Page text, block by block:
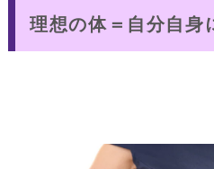
理想の体＝自分自身